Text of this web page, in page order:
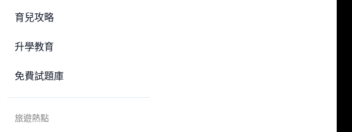
育兒攻略
升學教育
免費試題庫
旅遊熱點